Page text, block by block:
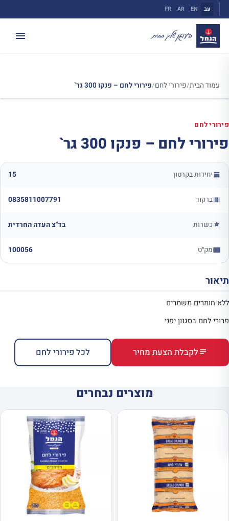
לתוכן
עב EN
AR
FR
עמוד הבית/פירורי לחם/פירורי לחם – פנקו 300 גר`
פירורי לחם
פירורי לחם – פנקו 300 גר`
יחידות בקרטון 15
ברקוד 0835811007791
כשרות בד"צ העדה החרדית
מק״ט 100056
תיאור
ללא חומרים משמרים
פרורי לחם בסגנון יפני
לקבלת הצעת מחיר לכל פירורי לחם
מוצרים נבחרים